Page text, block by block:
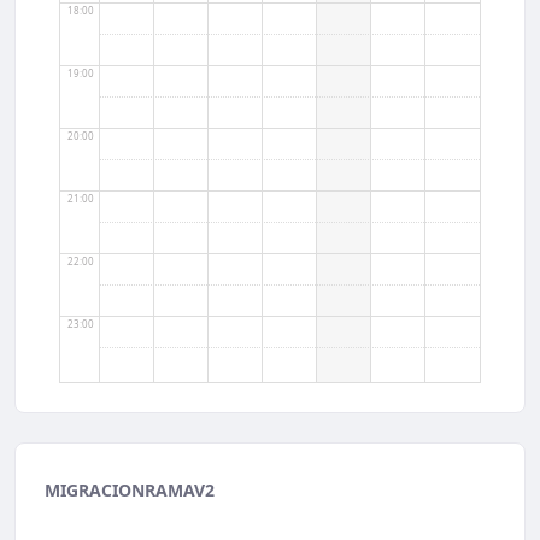
18:00
19:00
20:00
21:00
22:00
23:00
MIGRACIONRAMAV2